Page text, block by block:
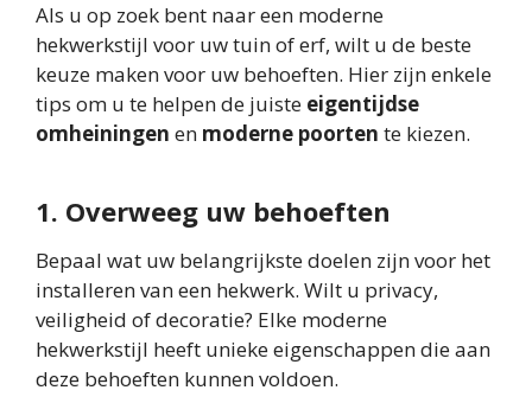
Als u op zoek bent naar een moderne
hekwerkstijl voor uw tuin of erf, wilt u de beste
keuze maken voor uw behoeften. Hier zijn enkele
tips om u te helpen de juiste eigentijdse
omheiningen en moderne poorten te kiezen.
1. Overweeg uw behoeften
Bepaal wat uw belangrijkste doelen zijn voor het
installeren van een hekwerk. Wilt u privacy,
veiligheid of decoratie? Elke moderne
hekwerkstijl heeft unieke eigenschappen die aan
deze behoeften kunnen voldoen.